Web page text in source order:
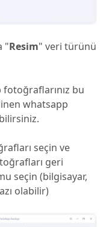
"Resim" veri türünü
fotoğraflarınız bu
whatsapp
seçin ve
geri
seçin (bilgisayar,
olabilir)